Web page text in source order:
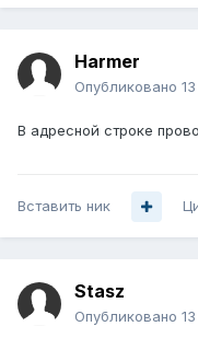
Harmer
Опубликовано
В адресной строке
Вставить ник
Stasz
Опубликовано